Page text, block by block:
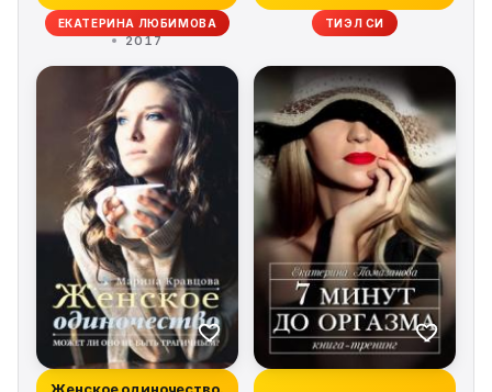
ЕКАТЕРИНА ЛЮБИМОВА
2017
ТИЭЛ СИ